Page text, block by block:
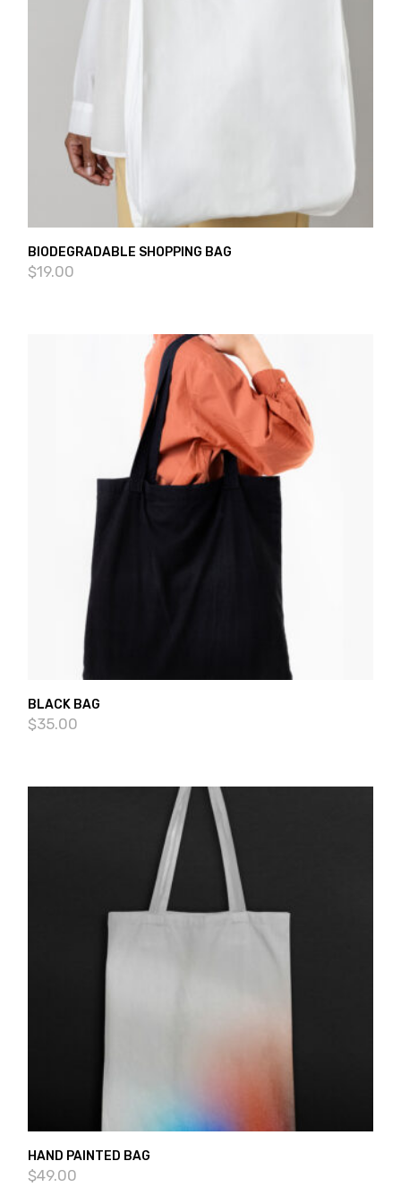
BIODEGRADABLE SHOPPING BAG
$19.00
BLACK BAG
$35.00
HAND PAINTED BAG
$49.00